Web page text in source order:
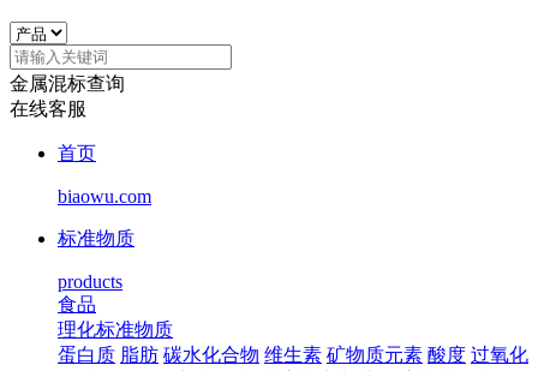
金属混标查询
在线客服
首页
biaowu.com
标准物质
products
食品
理化标准物质
蛋白质 脂肪 碳水化合物 维生素 矿物质元素 酸度 过氧化